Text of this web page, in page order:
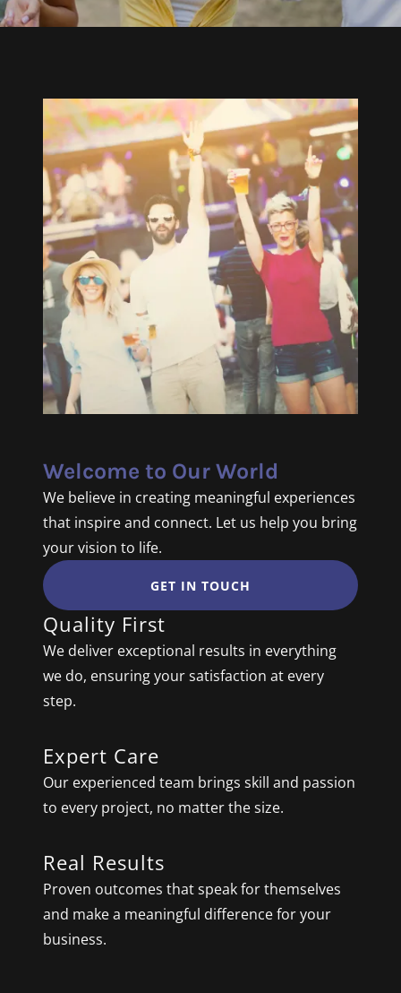
Welcome to Our World
We believe in creating meaningful experiences
that inspire and connect. Let us help you bring
your vision to life.
GET IN TOUCH
Quality First
We deliver exceptional results in everything
we do, ensuring your satisfaction at every
step.
Expert Care
Our experienced team brings skill and passion
to every project, no matter the size.
Real Results
Proven outcomes that speak for themselves
and make a meaningful difference for your
business.